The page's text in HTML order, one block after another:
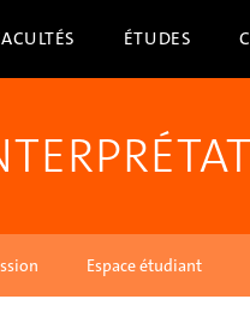
ÉTUDES
Espace étudiant